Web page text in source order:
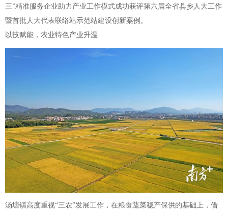
三”精准服务企业助力产业工作模式成功获评第六届全省县乡人大工作
暨首批人大代表联络站示范站建设创新案例。
以技赋能，农业特色产业升温
汤塘镇高度重视“三农”发展工作，在粮食蔬菜稳产保供的基础上，借